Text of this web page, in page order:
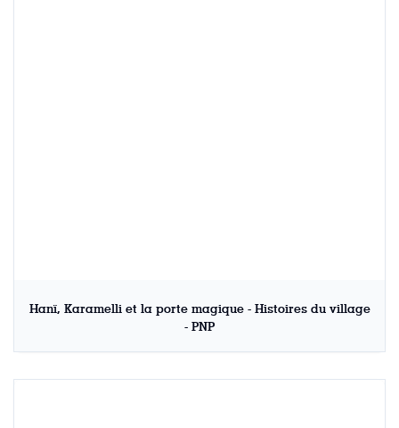
Hanï, Karamelli et la porte magique - Histoires du village
- PNP